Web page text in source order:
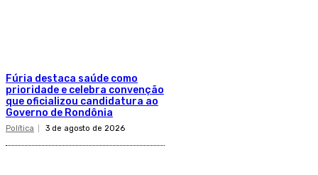
Fúria destaca saúde como
prioridade e celebra convenção
que oficializou candidatura ao
Governo de Rondônia
Política 3 de agosto de 2026